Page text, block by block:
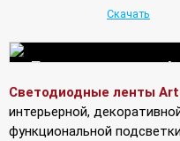
Скачать
Подключение лент
Светодиодные ленты
интерьерной,
функциональной